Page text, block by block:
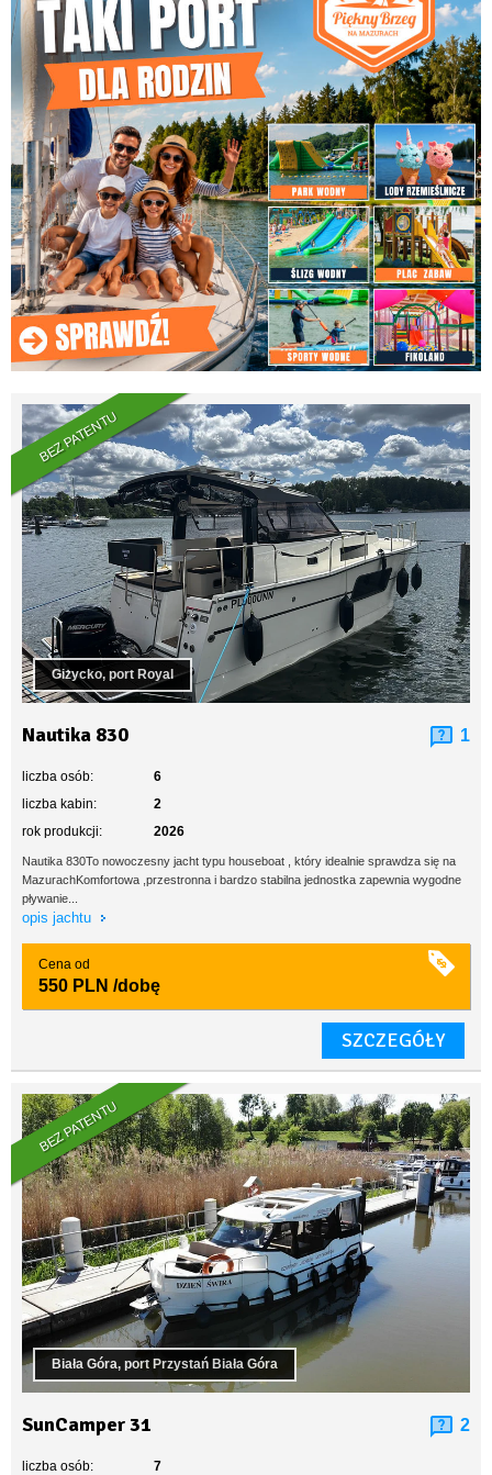
BEZ PATENTU
Giżycko, port Royal
Nautika 830 1
liczba osób:
6
liczba kabin:
2
rok produkcji:
2026
Nautika 830To nowoczesny jacht typu houseboat , który idealnie sprawdza się na
MazurachKomfortowa ,przestronna i bardzo stabilna jednostka zapewnia wygodne
pływanie...
opis jachtu
Cena od
550 PLN /dobę
SZCZEGÓŁY
BEZ PATENTU
Biała Góra, port Przystań Biała Góra
SunCamper 31 2
liczba osób:
7